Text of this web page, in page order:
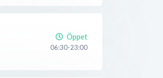
Öppet
06:30-23:00